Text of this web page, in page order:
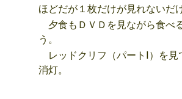
ほどだが１枚だけが見れないだ
夕食もＤＶＤを見ながら食べ
う。
レッドクリフ（パートⅠ）を見
消灯。